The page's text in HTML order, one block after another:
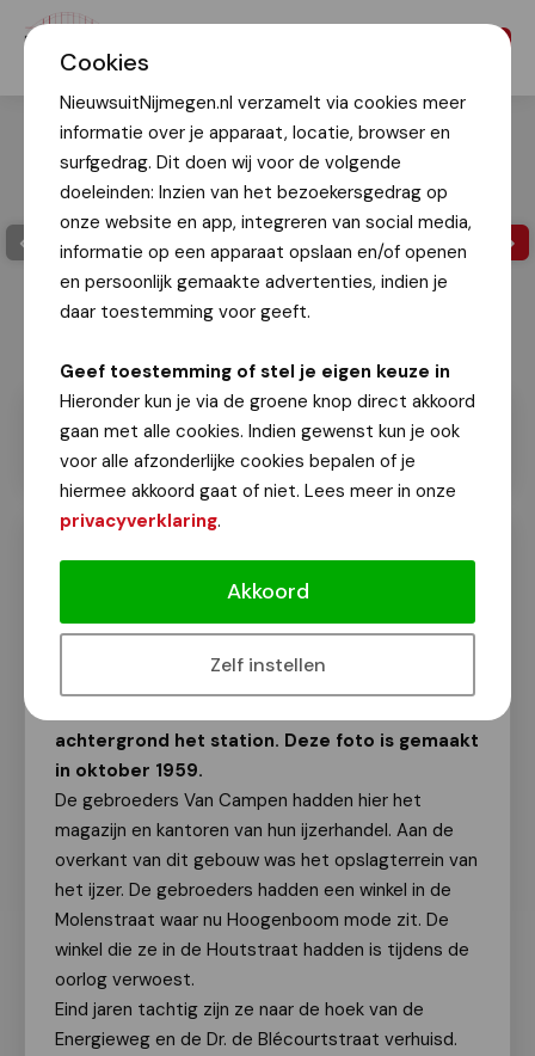
Cookies
NieuwsuitNijmegen.nl verzamelt via cookies meer
informatie over je apparaat, locatie, browser en
surfgedrag. Dit doen wij voor de volgende
doeleinden: Inzien van het bezoekersgedrag op
onze website en app, integreren van social media,
informatie op een apparaat opslaan en/of openen
en persoonlijk gemaakte advertenties, indien je
daar toestemming voor geeft.
Geef toestemming of stel je eigen keuze in
Hieronder kun je via de groene knop direct akkoord
gaan met alle cookies. Indien gewenst kun je ook
voor alle afzonderlijke cookies bepalen of je
hiermee akkoord gaat of niet. Lees meer in onze
privacyverklaring.
Akkoord
Zelf instellen
Nijmegen Toen en Nu
Van onze redactie
29 maart 2015
achtergrond het station. Deze foto is gemaakt
in oktober 1959.
De gebroeders Van Campen hadden hier het
magazijn en kantoren van hun ijzerhandel. Aan de
overkant van dit gebouw was het opslagterrein van
het ijzer. De gebroeders hadden een winkel in de
Molenstraat waar nu Hoogenboom mode zit. De
winkel die ze in de Houtstraat hadden is tijdens de
oorlog verwoest.
Eind jaren tachtig zijn ze naar de hoek van de
Energieweg en de Dr. de Blécourtstraat verhuisd.